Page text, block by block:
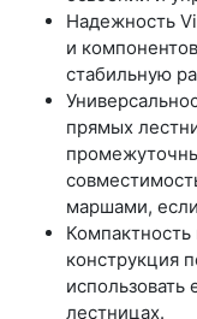
Надежность
и
стабильную
прямых
маршами,
конструкция
использовать
лестницах.